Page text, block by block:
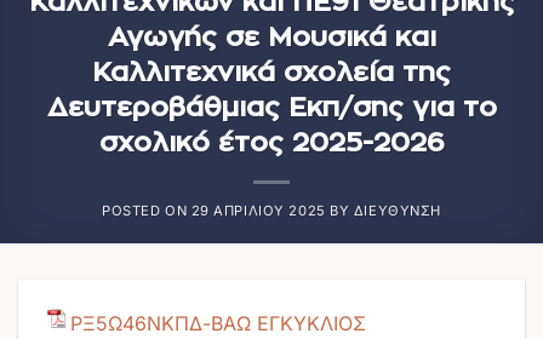
Αγωγής σε Μουσικά και
Καλλιτεχνικά σχολεία της
Δευτεροβάθμιας Εκπ/σης για το
σχολικό έτος 2025-2026
POSTED ON 29 ΑΠΡΙΛΊΟΥ 2025 BY ΔΙΕΎΘΥΝΣΗ
ΡΞ5Ω46ΝΚΠΔ-ΒΑΩ ΕΓΚΥΚΛΙΟΣ